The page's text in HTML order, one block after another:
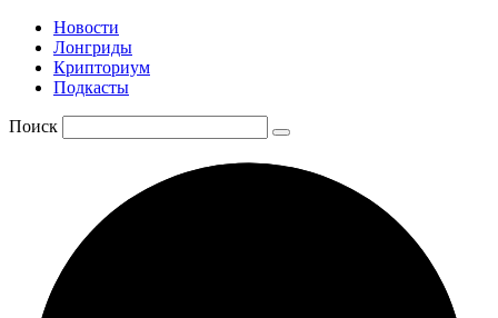
Новости
Лонгриды
Крипториум
Подкасты
Поиск